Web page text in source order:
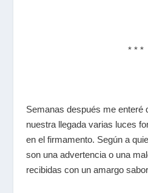
* * *
Semanas después me enteré
nuestra llegada varias luces
en el firmamento. Según a
son una advertencia o una
recibidas con un amargo